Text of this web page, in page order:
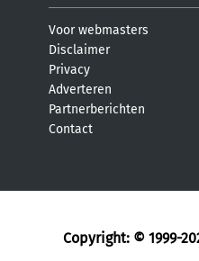
Voor webmasters
Disclaimer
Privacy
Adverteren
Partnerberichten
Contact
Copyright: © 1999-